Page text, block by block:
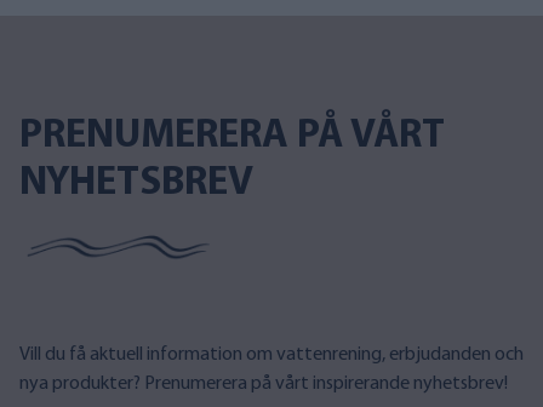
PRENUMERERA PÅ VÅRT
NYHETSBREV
Vill du få aktuell information om vattenrening, erbjudanden och
nya produkter? Prenumerera på vårt inspirerande nyhetsbrev!